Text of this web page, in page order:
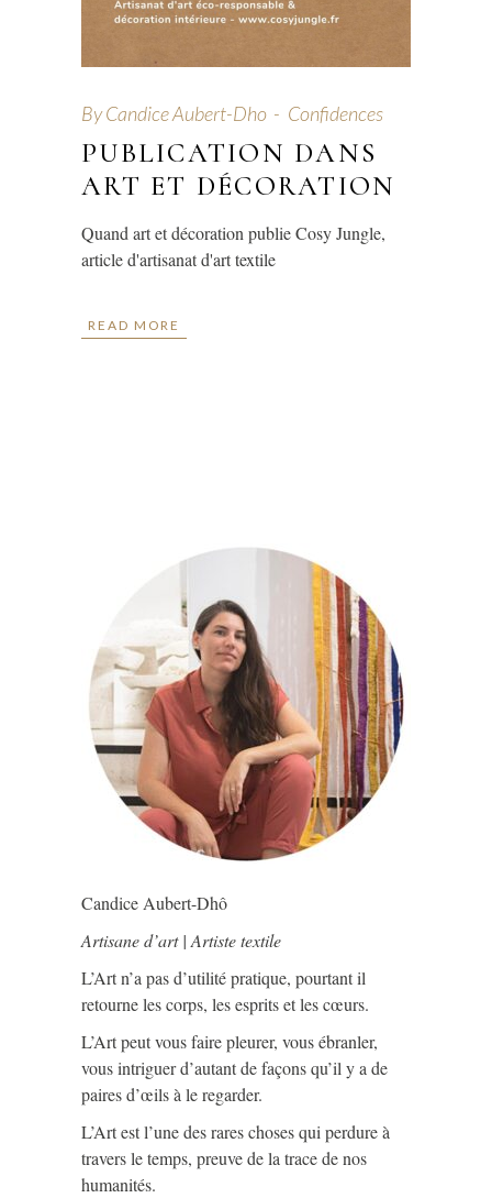
ByCandice Aubert-Dho Confidences
PUBLICATION DANS
ART ET DÉCORATION
Quand art et décoration publie Cosy Jungle,
article d'artisanat d'art textile
READ MORE
Candice Aubert-Dhô
Artisane d’art | Artiste textile
L’Art n’a pas d’utilité pratique, pourtant il
retourne les corps, les esprits et les cœurs.
L’Art peut vous faire pleurer, vous ébranler,
vous intriguer d’autant de façons qu’il y a de
paires d’œils à le regarder.
L’Art est l’une des rares choses qui perdure à
travers le temps, preuve de la trace de nos
humanités.